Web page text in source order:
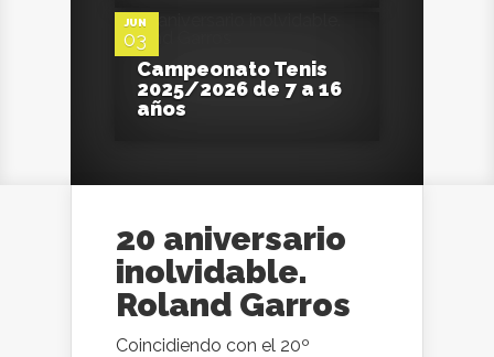
JUN
03
Campeonato Tenis
2025/2026 de 7 a 16
años
20 aniversario
inolvidable.
Roland Garros
Coincidiendo con el 20º